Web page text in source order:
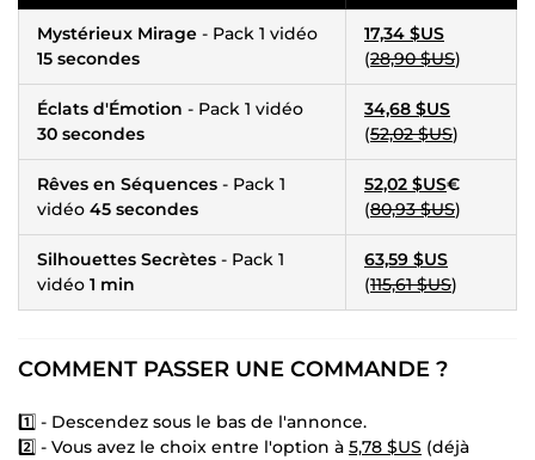
Mystérieux Mirage - Pack 1 vidéo
15 secondes
17,34 $US
(28,90 $US)
Éclats d'Émotion - Pack 1 vidéo
30 secondes
34,68 $US
(52,02 $US)
Rêves en Séquences - Pack 1
vidéo 45 secondes
52,02 $US€
(80,93 $US)
Silhouettes Secrètes - Pack 1
vidéo 1 min
63,59 $US
(115,61 $US)
COMMENT PASSER UNE COMMANDE ?
1️⃣ - Descendez sous le bas de l'annonce.
2️⃣ - Vous avez le choix entre l'option à 5,78 $US (déjà